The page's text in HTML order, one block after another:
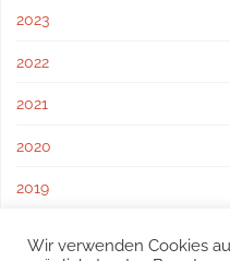
2023
2022
2021
2020
2019
Wir verwenden Cookies